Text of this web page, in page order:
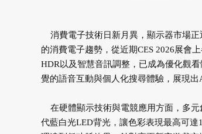
消費電子技術日新月異，顯示器市場正
的消費電子趨勢，從近期CES 2026展會
HDR以及智慧音訊調整，已成為優化觀
覺的語音互動與個人化搜尋體驗，展現出
在硬體顯示技術與電競應用方面，多元
代藍白光LED背光，讓色彩表現最高可